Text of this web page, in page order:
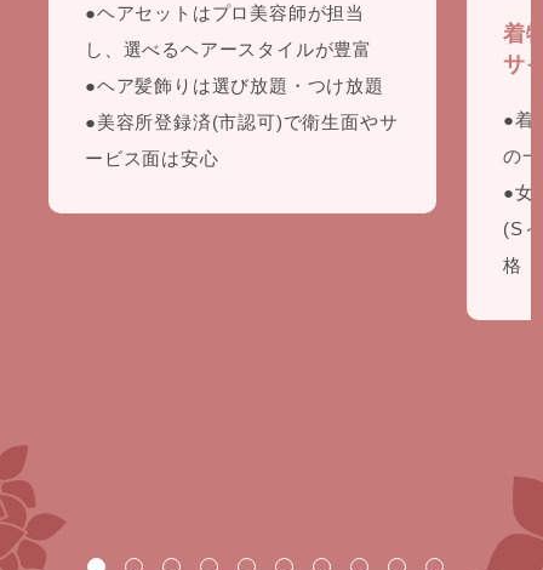
●ヘアセットはプロ美容師が担当
し、選べるヘアースタイルが豊富
●ヘア髪飾りは選び放題・つけ放題
●美容所登録済(市認可)で衛生面やサ
ービス面は安心
着
サ
●着
の
●女
(S
格